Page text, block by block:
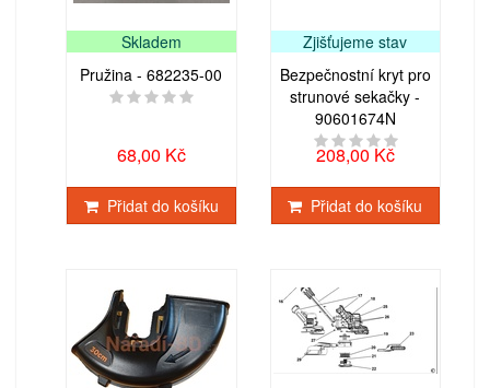
Skladem
Pružina - 682235-00
68,00 Kč
Přidat do košíku
Zjišťujeme stav
Bezpečnostní kryt pro
strunové sekačky -
90601674N
208,00 Kč
Přidat do košíku